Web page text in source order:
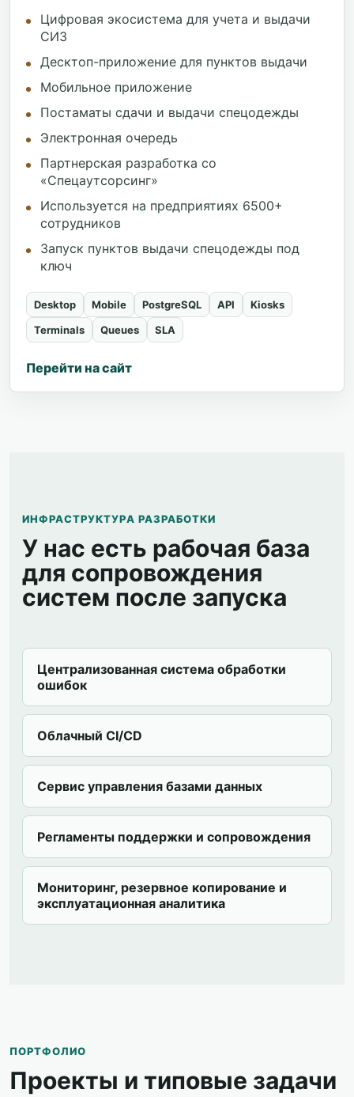
Цифровая экосистема для учета и выдачи
СИЗ
Десктоп-приложение для пунктов выдачи
Мобильное приложение
Постаматы сдачи и выдачи спецодежды
Электронная очередь
Партнерская разработка со
«Спецаутсорсинг»
Используется на предприятиях 6500+
сотрудников
Запуск пунктов выдачи спецодежды под
ключ
Desktop Mobile PostgreSQL API
Kiosks
Terminals
Queues SLA
Перейти на сайт
ИНФРАСТРУКТУРА РАЗРАБОТКИ
У нас есть рабочая база
для сопровождения
систем после запуска
Централизованная система обработки
ошибок
Облачный CI/CD
Сервис управления базами данных
Регламенты поддержки и сопровождения
Мониторинг, резервное копирование и
эксплуатационная аналитика
ПОРТФОЛИО
Проекты и типовые задачи